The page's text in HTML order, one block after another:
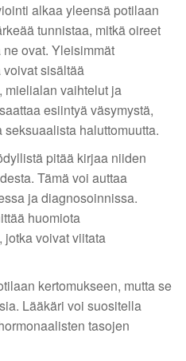
alkaa yleensä potilaan
tunnistaa, mitkä oireet
ovat. Yleisimmät
sisältää
mielialan vaihtelut ja
esiintyä väsymystä,
haluttomuutta.
pitää kirjaa niiden
Tämä voi auttaa
ja diagnosoinnissa.
huomiota
jotka voivat viitata
kertomukseen, mutta se
Lääkäri voi suositella
tasojen